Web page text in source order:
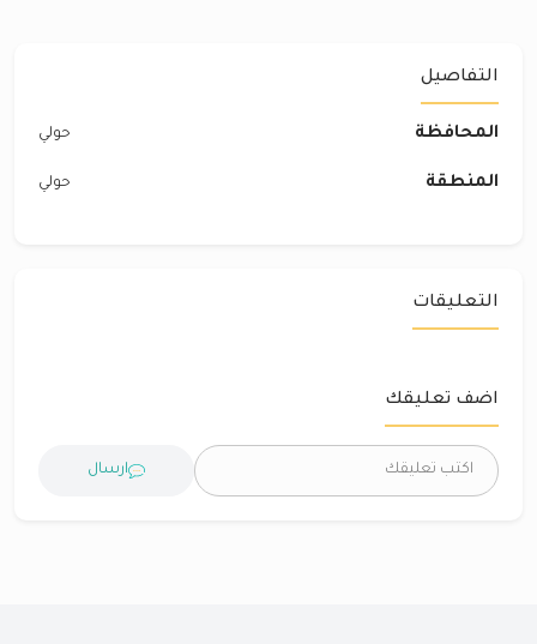
التفاصيل
المحافظة حولي
المنطقة حولي
التعليقات
اضف تعليقك
ارسال